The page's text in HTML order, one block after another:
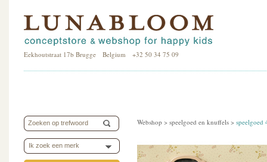
Eekhoutstraat 17b Brugge Belgium +32 50 34 75 09
Ik zoek een merk
Webshop > speelgoed en knuffels > speelgoed